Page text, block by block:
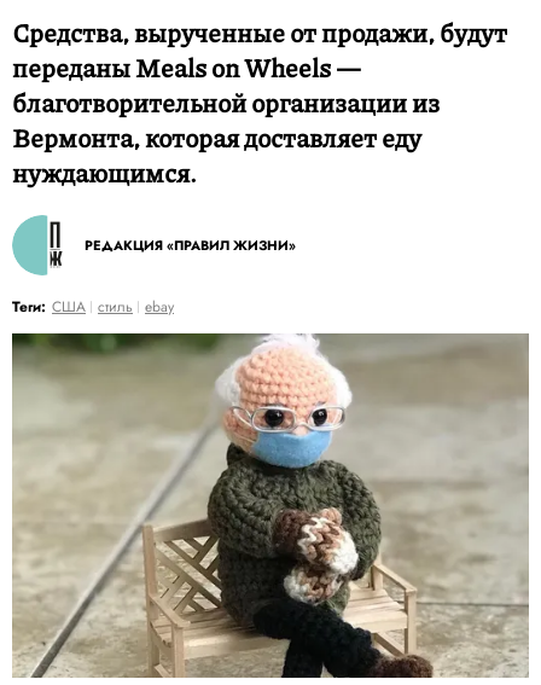
Средства, вырученные от продажи, будут
переданы Meals on Wheels —
благотворительной организации из
Вермонта, которая доставляет еду
нуждающимся.
РЕДАКЦИЯ «ПРАВИЛ ЖИЗНИ»
Теги: США стиль ebay